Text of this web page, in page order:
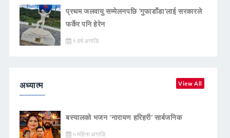
प्रथम जलवायु सम्मेलनपछि ‘गुफाडाँडा’लाई सरकारले
फर्केर पनि हेरेन
१ वर्ष अगाडि
अध्यात्म View All
बस्यालको भजन ‘नारायण हरिहरी’ सार्बजनिक
५ महिना अगाडि